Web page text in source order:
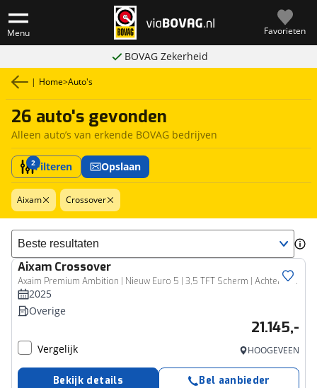
Menu Favorieten
BOVAG Zekerheid
| Home>Auto's
26 auto's gevonden
Alleen auto’s van erkende BOVAG bedrijven
2Filteren Opslaan
Aixam Crossover
Sorteer resultaten
Aixam Crossover
Axaim Premium Ambition | Nieuw Euro 5 | 3,5 TFT Scherm | Achterruitrijcamera | Led knipperlichten
2025
Overige
21.145,-
Vergelijk HOOGEVEEN
Bekijk details Bel aanbieder